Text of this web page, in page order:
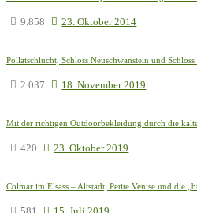
9.858 23. Oktober 2014
Pöllatschlucht, Schloss Neuschwanstein und
2.037 18. November 2019
Mit der richtigen Outdoorbekleidung durch die
420 23. Oktober 2019
Colmar im Elsass – Altstadt, Petite Venise und die